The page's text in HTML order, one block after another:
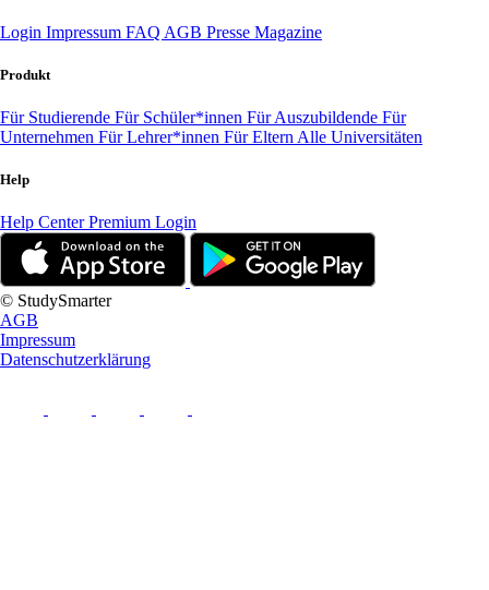
Login Impressum FAQ AGB Presse Magazine
Produkt
Für Studierende Für Schüler*innen Für Auszubildende Für
Unternehmen Für Lehrer*innen Für Eltern Alle Universitäten
Help
Help CenterPremium Login
© StudySmarter
AGB
Impressum
Datenschutzerklärung